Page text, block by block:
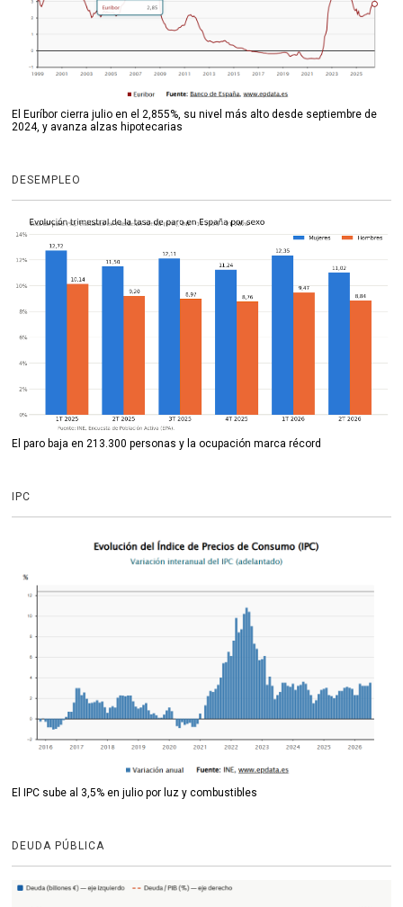
El Euríbor cierra julio en el 2,855%, su nivel más alto desde septiembre de
2024, y avanza alzas hipotecarias
DESEMPLEO
El paro baja en 213.300 personas y la ocupación marca récord
IPC
El IPC sube al 3,5% en julio por luz y combustibles
DEUDA PÚBLICA